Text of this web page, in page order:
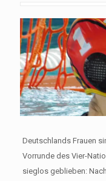
Deutschlands Frauen
Vorrunde des Vier-
sieglos geblieben: